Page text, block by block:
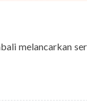
melancarkan